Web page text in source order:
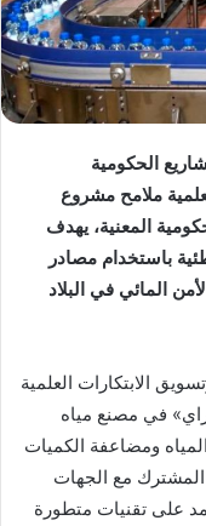
الحكومية
ملامح مشروع
المعنية، يهدف
باستخدام مصادر
المائي في البلاد
الابتكارات العلمية
في مصنع مياه
ومضاعفة الكميات
المشترك مع الجهات
على تقنيات متطورة